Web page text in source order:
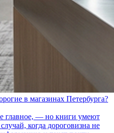
в магазинах Петербурга?
главное, — но книги умеют
когда дороговизна не